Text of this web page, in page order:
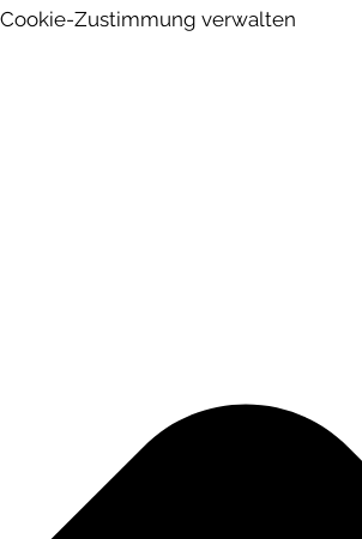
Cookie-Zustimmung verwalten